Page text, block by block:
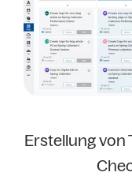
Erstellung von